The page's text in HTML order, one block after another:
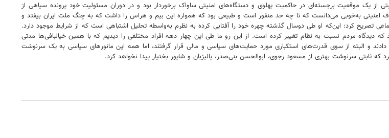
از یک موقعیت برجسته‌ای در حاکمیت پهلوی و دستگاه‌های امنیتی ساواک برخوردار بود و در دوران مسئولیت خود پرونده سیاهی از
امنیتی به‌خوبی می‌دانست که تا چه حد منفور است و طبیعی بود که همواره این بیم و هراس را داشت که به چنگ ملت ایران بیفتد و
تصریح کرد: این‌که او طی دوسال گذشته چهره خود را آفتابی کرده به نظرم به‌واسطه تحلیل اشتباهی است که از شرایط موجود دارد.
که دیدگاه مردم نسبت به نظام تغییر کرده است. از این رو ما طی این چهار دهه افراد مختلفی را دیدیم که با همین خیالبافی‌ها مدتی
و البته از سوی قدرت‌های استکباری مورد حمایت‌های سیاسی و مالی قرار گرفتند، اما همه این مانورهای سیاسی به یک سرنوشت
سرنوشت بهتری از مسعود رجوی، ابوالحسن بنی‌صدر، پالیزبان و شاپور بختیار پیدا نخواهد کرد.